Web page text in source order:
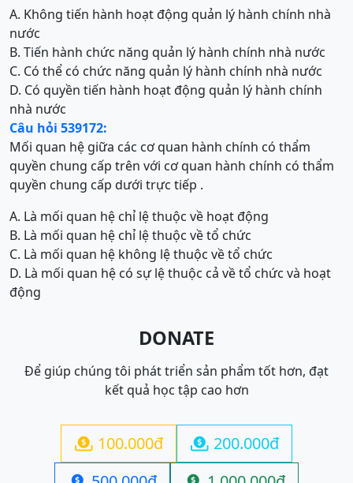
A. Không tiến hành hoạt động quản lý hành chính nhà
nước
B. Tiến hành chức năng quản lý hành chính nhà nước
C. Có thể có chức năng quản lý hành chính nhà nước
D. Có quyền tiến hành hoạt động quản lý hành chính
nhà nước
Câu hỏi 539172:
Mối quan hệ giữa các cơ quan hành chính có thẩm
quyền chung cấp trên với cơ quan hành chính có thẩm
quyền chung cấp dưới trực tiếp .
A. Là mối quan hệ chỉ lệ thuộc về hoạt động
B. Là mối quan hệ chỉ lệ thuộc về tổ chức
C. Là mối quan hệ không lệ thuộc về tổ chức
D. Là mối quan hệ có sự lệ thuộc cả về tổ chức và hoạt
động
DONATE
Để giúp chúng tôi phát triển sản phẩm tốt hơn, đạt
kết quả học tập cao hơn
 100.000đ  200.000đ